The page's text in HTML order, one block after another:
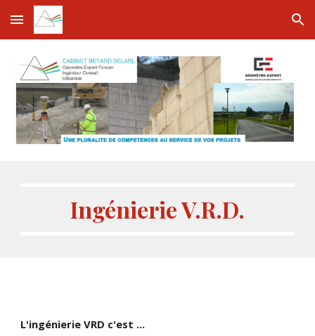
Skip to main content Skip to navigation
Ingénierie V.R.D.
L'ingénierie VRD c'est ...